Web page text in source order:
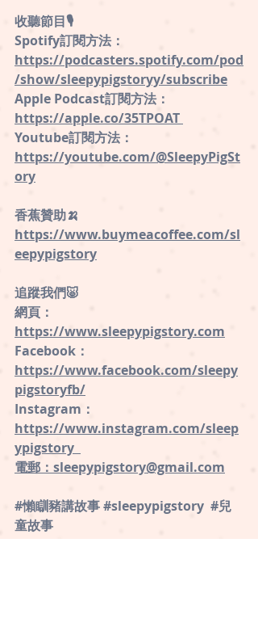
收聽節目🎙
Spotify訂閱方法：
⁠https://podcasters.spotify.com/pod
/show/sleepypigstoryy/subscribe
⁠Apple Podcast訂閱方法：
https://apple.co/35TPOAT
Youtube訂閱方法：
https://youtube.com/@SleepyPigSt
ory
香蕉贊助🍌
https://www.buymeacoffee.com/sl
eepypigstory
追蹤我們🐷
網頁：
https://www.sleepypigstory.com
Facebook：
⁠https://www.facebook.com/sleepy
pigstoryfb/
Instagram：
⁠https://www.instagram.com/sleep
ypigstory ⁠
電郵：sleepypigstory@gmail.com
#懶瞓豬講故事#sleepypigstory #兒
童故事